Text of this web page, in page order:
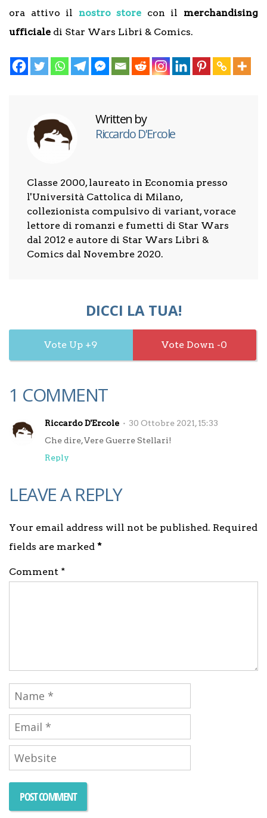
ora attivo il nostro store con il merchandising
ufficiale di Star Wars Libri & Comics.
Written by
Riccardo D'Ercole
Classe 2000, laureato in Economia presso
l'Università Cattolica di Milano,
collezionista compulsivo di variant, vorace
lettore di romanzi e fumetti di Star Wars
dal 2012 e autore di Star Wars Libri &
Comics dal Novembre 2020.
DICCI LA TUA!
9 0
1 COMMENT
Riccardo D'Ercole
30 Ottobre 2021, 15:33
Che dire, Vere Guerre Stellari!
Reply
LEAVE A REPLY
Your email address will not be published. Required
fields are marked *
Comment *